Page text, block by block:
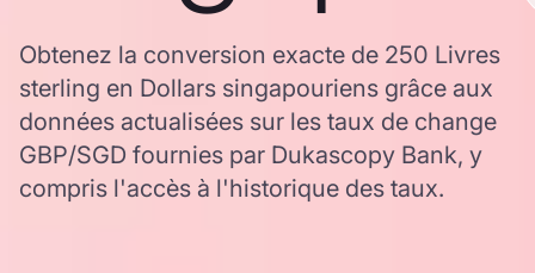
Obtenez la conversion exacte de 250 Livres
sterling en Dollars singapouriens grâce aux
données actualisées sur les taux de change
GBP/SGD fournies par Dukascopy Bank, y
compris l'accès à l'historique des taux.